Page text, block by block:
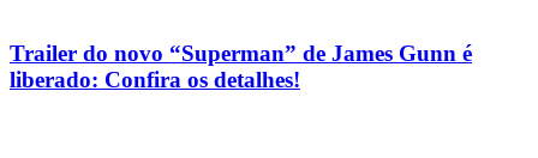
Trailer do novo “Superman” de James Gunn é
liberado: Confira os detalhes!